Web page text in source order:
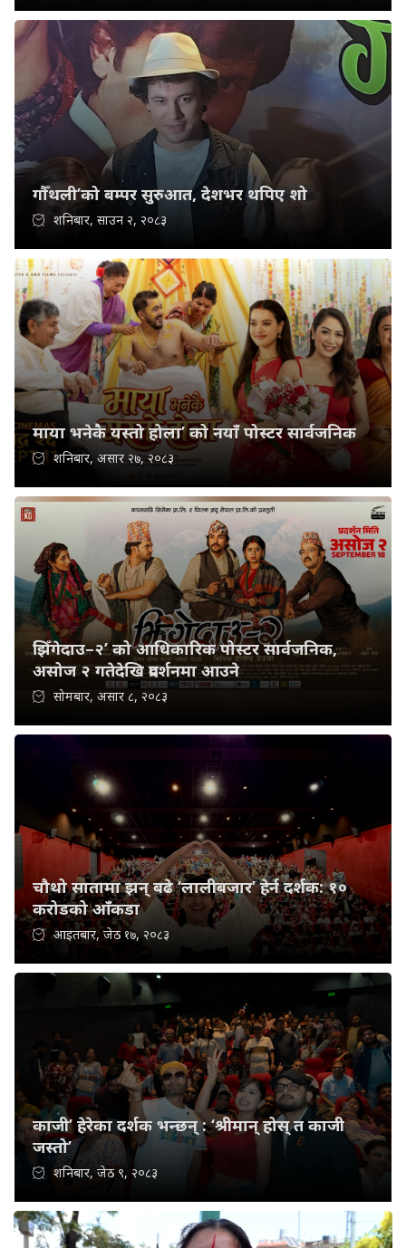
गौँथली’को बम्पर सुरुआत, देशभर थपिए शो
शनिबार, साउन २, २०८३
माया भनेकै यस्तो होला’ को नयाँ पोस्टर सार्वजनिक
शनिबार, असार २७, २०८३
झिँगेदाउ–२’ को आधिकारिक पोस्टर सार्वजनिक,
असोज २ गतेदेखि प्रदर्शनमा आउने
सोमबार, असार ८, २०८३
चौथो सातामा झन् बढे ‘लालीबजार’ हेर्न दर्शक: १०
करोडको आँकडा
आइतबार, जेठ १७, २०८३
काजी’ हेरेका दर्शक भन्छन् : ‘श्रीमान् होस् त काजी
जस्तो’
शनिबार, जेठ ९, २०८३